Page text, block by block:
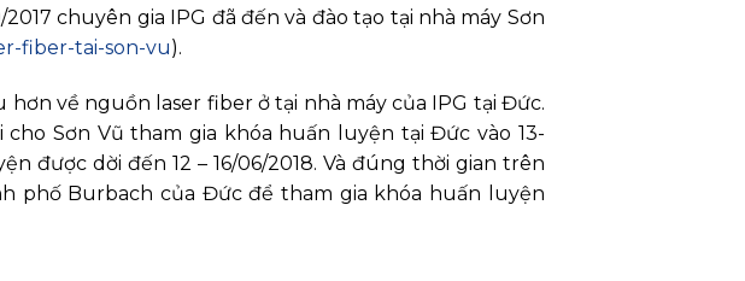
chuyên gia IPG đã đến và đào tạo tại nhà máy Sơn
fiber-tai-son-vu).
về nguồn laser fiber ở tại nhà máy của IPG tại Đức.
Sơn Vũ tham gia khóa huấn luyện tại Đức vào 13-
được dời đến 12 – 16/06/2018. Và đúng thời gian trên
phố Burbach của Đức để tham gia khóa huấn luyện